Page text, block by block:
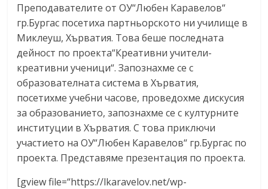
Преподавателите от ОУ“Любен Каравелов“
гр.Бургас посетиха партньорското ни училище в
Миклеуш, Хърватия. Това беше последната
дейност по проекта“Креативни учители-
креативни ученици“. Запознахме се с
образователната система в Хърватия,
посетихме учебни часове, проведохме дискусия
за образованието, запознахме се с културните
институции в Хърватия. С това приключи
участието на ОУ“Любен Каравелов“ гр.Бургас по
проекта. Представяме презентация по проекта.
[gview file=“https://lkaravelov.net/wp-